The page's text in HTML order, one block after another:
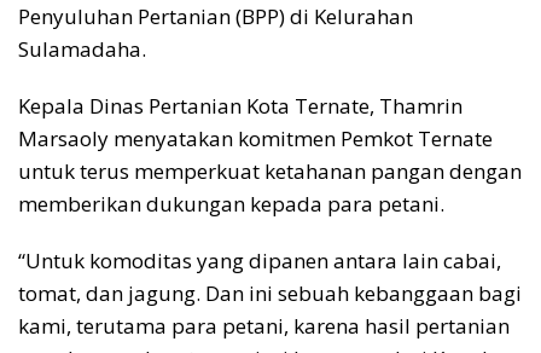
Penyuluhan Pertanian (BPP) di Kelurahan
Sulamadaha.
Kepala Dinas Pertanian Kota Ternate, Thamrin
Marsaoly menyatakan komitmen Pemkot Ternate
untuk terus memperkuat ketahanan pangan dengan
memberikan dukungan kepada para petani.
“Untuk komoditas yang dipanen antara lain cabai,
tomat, dan jagung. Dan ini sebuah kebanggaan bagi
kami, terutama para petani, karena hasil pertanian